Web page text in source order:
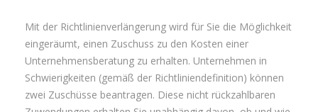
Mit der Richtlinienverlängerung wird für Sie die Möglichkeit
eingeräumt, einen Zuschuss zu den Kosten einer
Unternehmensberatung zu erhalten. Unternehmen in
Schwierigkeiten (gemäß der Richtliniendefinition) können
zwei Zuschüsse beantragen. Diese nicht rückzahlbaren